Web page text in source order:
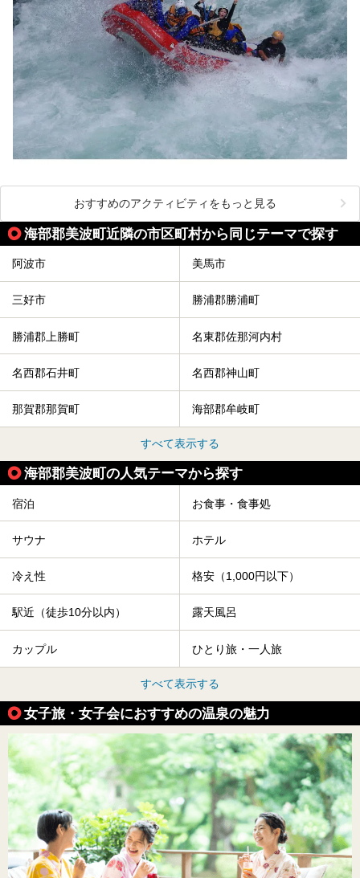
おすすめのアクティビティをもっと見る
海部郡美波町近隣の市区町村から同じテーマで探す
阿波市 美馬市
三好市 勝浦郡勝浦町
勝浦郡上勝町 名東郡佐那河内村
名西郡石井町 名西郡神山町
那賀郡那賀町 海部郡牟岐町
すべて表示する
海部郡美波町の人気テーマから探す
宿泊 お食事・食事処
サウナ ホテル
冷え性 格安（1,000円以下）
駅近（徒歩10分以内） 露天風呂
カップル ひとり旅・一人旅
すべて表示する
女子旅・女子会におすすめの温泉の魅力